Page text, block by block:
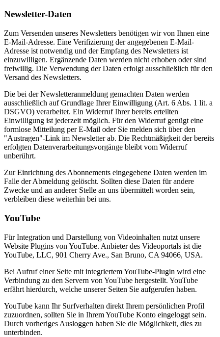
Newsletter-Daten
Zum Versenden unseres Newsletters benötigen wir von Ihnen eine
E-Mail-Adresse. Eine Verifizierung der angegebenen E-Mail-
Adresse ist notwendig und der Empfang des Newsletters ist
einzuwilligen. Ergänzende Daten werden nicht erhoben oder sind
freiwillig. Die Verwendung der Daten erfolgt ausschließlich für den
Versand des Newsletters.
Die bei der Newsletteranmeldung gemachten Daten werden
ausschließlich auf Grundlage Ihrer Einwilligung (Art. 6 Abs. 1 lit. a
DSGVO) verarbeitet. Ein Widerruf Ihrer bereits erteilten
Einwilligung ist jederzeit möglich. Für den Widerruf genügt eine
formlose Mitteilung per E-Mail oder Sie melden sich über den
"Austragen"-Link im Newsletter ab. Die Rechtmäßigkeit der bereits
erfolgten Datenverarbeitungsvorgänge bleibt vom Widerruf
unberührt.
Zur Einrichtung des Abonnements eingegebene Daten werden im
Falle der Abmeldung gelöscht. Sollten diese Daten für andere
Zwecke und an anderer Stelle an uns übermittelt worden sein,
verbleiben diese weiterhin bei uns.
YouTube
Für Integration und Darstellung von Videoinhalten nutzt unsere
Website Plugins von YouTube. Anbieter des Videoportals ist die
YouTube, LLC, 901 Cherry Ave., San Bruno, CA 94066, USA.
Bei Aufruf einer Seite mit integriertem YouTube-Plugin wird eine
Verbindung zu den Servern von YouTube hergestellt. YouTube
erfährt hierdurch, welche unserer Seiten Sie aufgerufen haben.
YouTube kann Ihr Surfverhalten direkt Ihrem persönlichen Profil
zuzuordnen, sollten Sie in Ihrem YouTube Konto eingeloggt sein.
Durch vorheriges Ausloggen haben Sie die Möglichkeit, dies zu
unterbinden.